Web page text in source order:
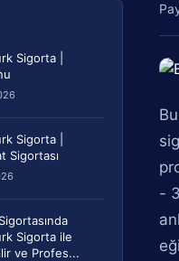
Sigorta |
Sigorta |
Sigortası
Sigorta ile
ve Profes...
-